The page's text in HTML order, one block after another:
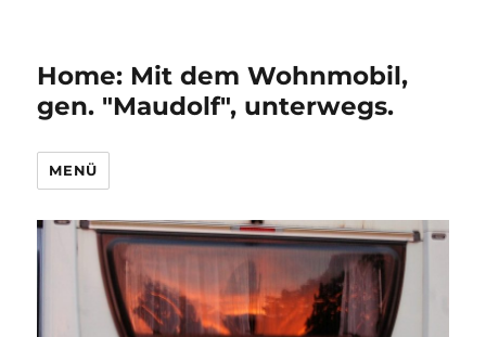
Home: Mit dem Wohnmobil,
gen. "Maudolf", unterwegs.
MENÜ